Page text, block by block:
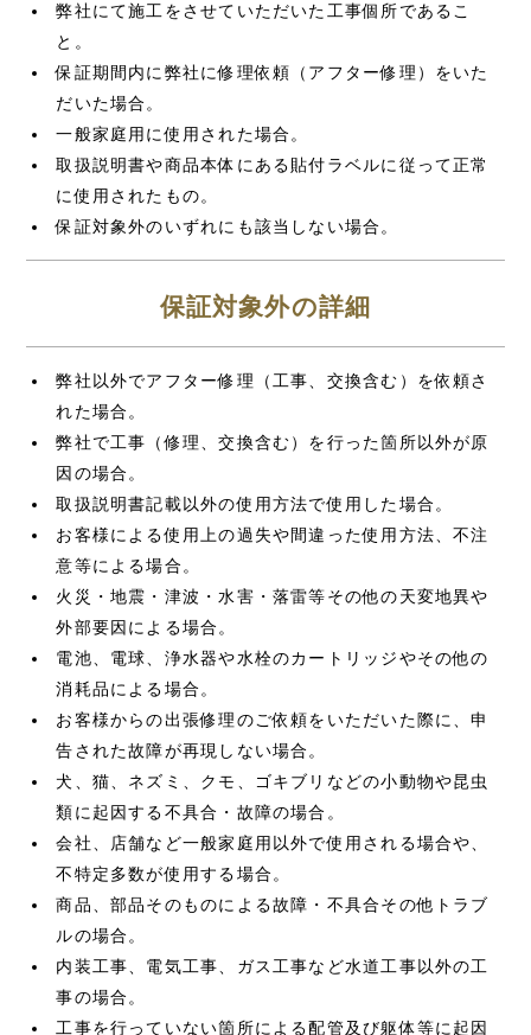
弊社にて施工をさせていただいた工事個所であるこ
と。
保証期間内に弊社に修理依頼（アフター修理）をいた
だいた場合。
一般家庭用に使用された場合。
取扱説明書や商品本体にある貼付ラベルに従って正常
に使用されたもの。
保証対象外のいずれにも該当しない場合。
保証対象外の詳細
弊社以外でアフター修理（工事、交換含む）を依頼さ
れた場合。
弊社で工事（修理、交換含む）を行った箇所以外が原
因の場合。
取扱説明書記載以外の使用方法で使用した場合。
お客様による使用上の過失や間違った使用方法、不注
意等による場合。
火災・地震・津波・水害・落雷等その他の天変地異や
外部要因による場合。
電池、電球、浄水器や水栓のカートリッジやその他の
消耗品による場合。
お客様からの出張修理のご依頼をいただいた際に、申
告された故障が再現しない場合。
犬、猫、ネズミ、クモ、ゴキブリなどの小動物や昆虫
類に起因する不具合・故障の場合。
会社、店舗など一般家庭用以外で使用される場合や、
不特定多数が使用する場合。
商品、部品そのものによる故障・不具合その他トラブ
ルの場合。
内装工事、電気工事、ガス工事など水道工事以外の工
事の場合。
工事を行っていない箇所による配管及び躯体等に起因